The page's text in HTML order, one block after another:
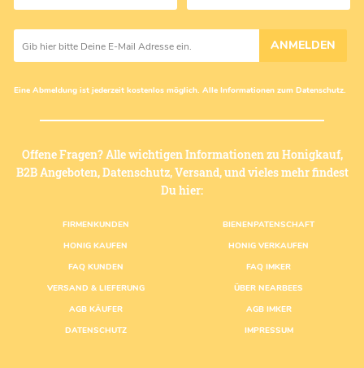
ANMELDEN
Eine Abmeldung ist jederzeit kostenlos möglich. Alle Informationen zum Datenschutz.
Offene Fragen? Alle wichtigen Informationen zu Honigkauf,
B2B Angeboten, Datenschutz, Versand, und vieles mehr findest
Du hier:
Fußzeilenmenü
FIRMENKUNDEN
BIENENPATENSCHAFT
HONIG KAUFEN
HONIG VERKAUFEN
FAQ KUNDEN
FAQ IMKER
VERSAND & LIEFERUNG
ÜBER NEARBEES
AGB KÄUFER
AGB IMKER
DATENSCHUTZ
IMPRESSUM